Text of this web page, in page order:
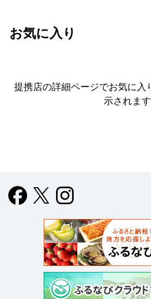
お気に入り
提携店の詳細ページでお気に入
示されます